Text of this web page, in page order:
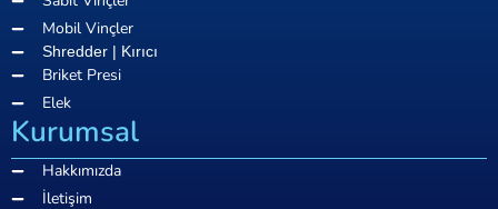
Mobil Vinçler
Shredder | Kırıcı
Briket Presi
Elek
Kurumsal
Hakkımızda
İletişim